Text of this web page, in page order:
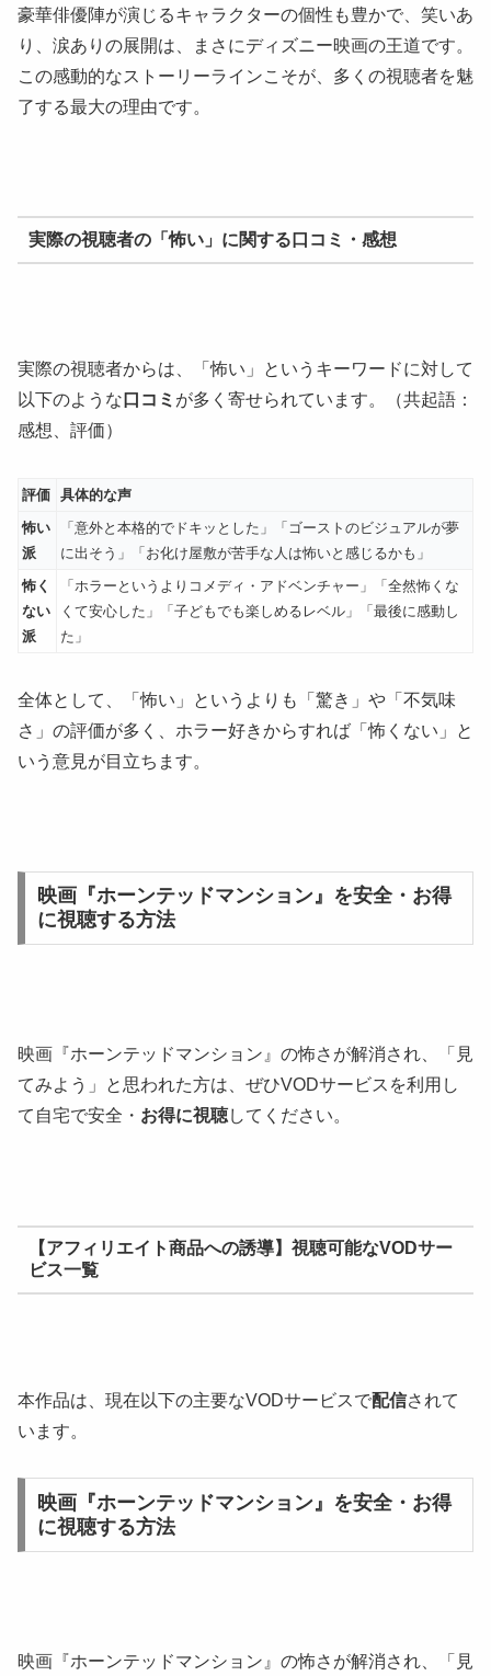
豪華俳優陣が演じるキャラクターの個性も豊かで、笑いあ
り、涙ありの展開は、まさにディズニー映画の王道です。
この感動的なストーリーラインこそが、多くの視聴者を魅
了する最大の理由です。
実際の視聴者の「怖い」に関する口コミ・感想
実際の視聴者からは、「怖い」というキーワードに対して
以下のような 口コミ が多く寄せられています。（共起語：
感想、評価）
評価 具体的な声
怖い
派
「意外と本格的でドキッとした」「ゴーストのビジュアルが夢
に出そう」「お化け屋敷が苦手な人は怖いと感じるかも」
怖く
ない
派
「ホラーというよりコメディ・アドベンチャー」「全然怖くな
くて安心した」「子どもでも楽しめるレベル」「最後に感動し
た」
全体として、「怖い」というよりも「驚き」や「不気味
さ」の評価が多く、ホラー好きからすれば「怖くない」と
いう意見が目立ちます。
映画『ホーンテッドマンション』を安全・お得
に視聴する方法
映画『ホーンテッドマンション』の怖さが解消され、「見
てみよう」と思われた方は、ぜひVODサービスを利用し
て自宅で安全・ お得に視聴してください。
【アフィリエイト商品への誘導】視聴可能なVODサー
ビス一覧
本作品は、現在以下の主要なVODサービスで配信されて
います。
映画『ホーンテッドマンション』を安全・お得
に視聴する方法
映画『ホーンテッドマンション』の怖さが解消され、「見